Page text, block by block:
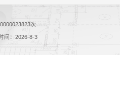
0000023823次
间： 2026-8-3